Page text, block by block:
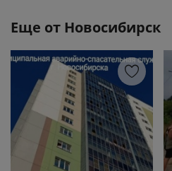
Еще от Новосибирск